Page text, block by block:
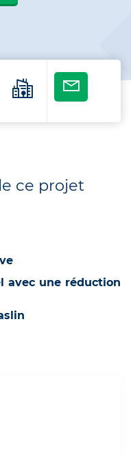
ce projet
avec une réduction